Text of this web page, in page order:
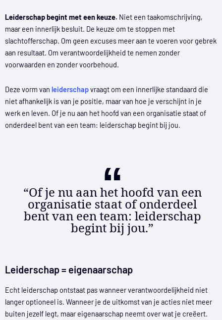
Leiderschap begint met een keuze. Niet een taakomschrijving,
maar een innerlijk besluit. De keuze om te stoppen met
slachtofferschap. Om geen excuses meer aan te voeren voor gebrek
aan resultaat. Om verantwoordelijkheid te nemen zonder
voorwaarden en zonder voorbehoud.
Deze vorm van leiderschapvraagt om een innerlijke standaard die
niet afhankelijk is van je positie, maar van hoe je verschijnt in je
werk en leven. Of je nu aan het hoofd van een organisatie staat of
onderdeel bent van een team: leiderschap begint bij jou.
“Of je nu aan het hoofd van een
organisatie staat of onderdeel
bent van een team: leiderschap
begint bij jou.”
Leiderschap = eigenaarschap
Echt leiderschap ontstaat pas wanneer verantwoordelijkheid niet
langer optioneel is. Wanneer je de uitkomst van je acties niet meer
buiten jezelf legt, maar eigenaarschap neemt over wat je creëert.